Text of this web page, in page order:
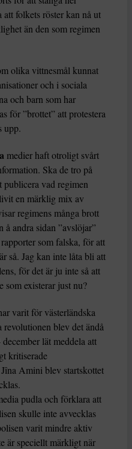
folkets röster kan nå ut
än den som regimen
olika vittnesmål kunnat
och i sociala
och barn som har
för ”brottet” att protestera
upp.
medier haft otroligt svårt
Ska de tro på
vad regimen
en märklig mix av
regimens många brott
å andra sidan ”avslöjar”
som falska, för att
så. Jag kan inte låta bli att
för det är ju inte så att
som existerar just nu?
varit för västerländska
revolutionen blev det ändå
lät meddela att
kritiserade
Amini blev startskottet
pudla och förklara att
skulle inte avvecklas
varit mindre aktiv
är speciellt märkligt när